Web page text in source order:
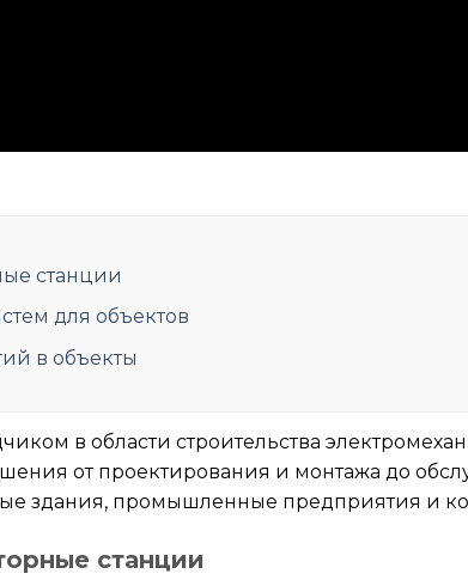
станции
для объектов
в объекты
в области строительства
от проектирования и монтажа до
здания, промышленные предприятия и
станции